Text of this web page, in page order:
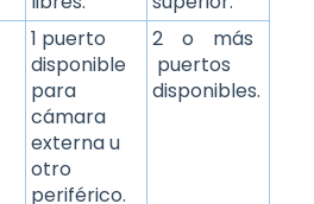
1 puerto
disponible
para
cámara
externa u
otro
periférico.
2 o más
puertos
disponibles.